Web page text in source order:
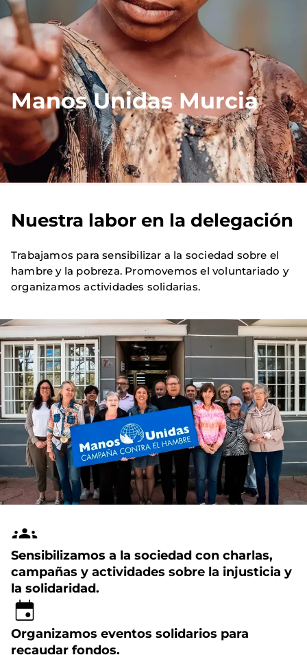
Manos Unidas Murcia
Nuestra labor en la delegación
Trabajamos para sensibilizar a la sociedad sobre el
hambre y la pobreza. Promovemos el voluntariado y
organizamos actividades solidarias.
Sensibilizamos a la sociedad con charlas,
campañas y actividades sobre la injusticia y
la solidaridad.
Organizamos eventos solidarios para
recaudar fondos.